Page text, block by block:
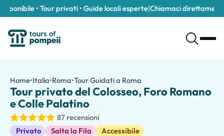
• Tour privati • Guide locali esperte|Chiamaci direttamente al
/it/tour/tour-privato-del-colosseo-foro-romano-e-colle-
Tour privato del Colosseo, Foro Romano e Colle Palatino a
Entra nel cuore dell'Antica Roma con questotour privato del
Inizia la tua visita presso il leggendario
Il tour continua sul Colle Palatino
Le famiglie possono scegliere untour privato facile per i
Home•Italia•Roma•Tour Guidati a Roma
Tour privato del Colosseo, Foro Romano
e Colle Palatino
87 recensioni
Privato
Salta la Fila Accessibile
Tour Guidati